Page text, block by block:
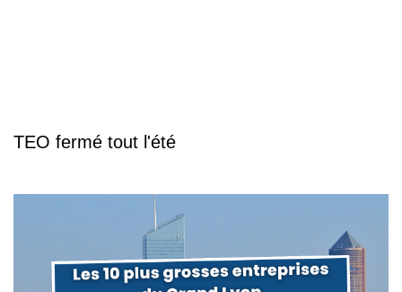
TEO fermé tout l'été